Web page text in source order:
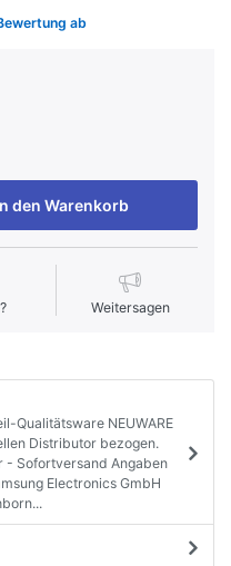
ab
den Warenkorb
Weitersagen
Qualitätsware NEUWARE
Distributor bezogen.
- Sofortversand Angaben
Electronics GmbH